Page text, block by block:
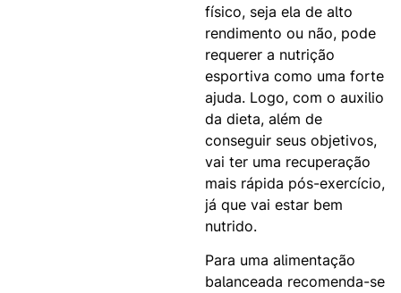
físico, seja ela de alto
rendimento ou não, pode
requerer a nutrição
esportiva como uma forte
ajuda. Logo, com o auxilio
da dieta, além de
conseguir seus objetivos,
vai ter uma recuperação
mais rápida pós-exercício,
já que vai estar bem
nutrido.
Para uma alimentação
balanceada recomenda-se